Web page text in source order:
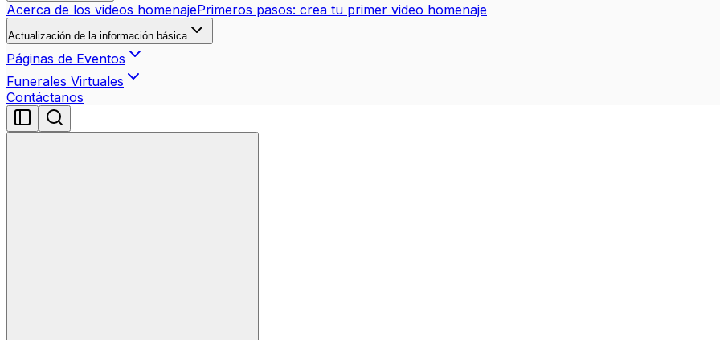
Acerca de los videos homenajePrimeros pasos: crea tu primer video homenaje
Actualización de la información básica
Páginas de Eventos
Funerales Virtuales
Contáctanos